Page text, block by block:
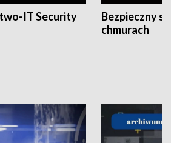
IT Security
Bezpieczny
chmurach